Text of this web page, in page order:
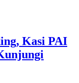
Kasi PAI